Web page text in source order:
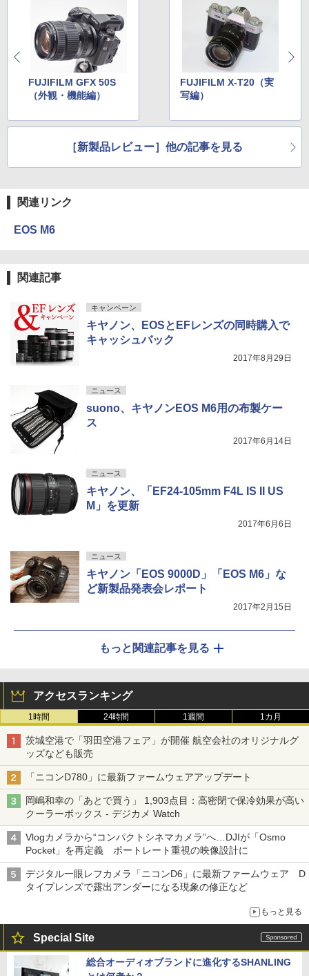
FUJIFILM GFX 50S
（外観・機能編）
FUJIFILM X-T20（実
写編）
［新製品レビュー］他の記事を見る
関連リンク
EOS M6
関連記事
キャンペーン
キヤノン、EOSとEFレンズの同時購入で
キャッシュバック
2017年8月29日
ニュース
suono、キヤノンEOS M6用の布製ケー
ス
2017年6月14日
ニュース
キヤノン、「EF24-105mm F4L IS II US
M」を更新
2017年6月6日
ニュース
キヤノン「EOS 9000D」「EOS M6」な
ど新製品発表会レポート
2017年2月15日
もっと関連記事を見る
アクセスランキング
1時間 24時間 1週間 1カ月
茨城空港で「羽田空港フェア」が開催 航空会社のオリジナルグ
ッズなども販売
「ニコンD780」に最新ファームウェアアップデート
岡嶋和幸の「あとで買う」 1,903点目：高密閉で保冷効果が高い
クーラーボックス - デジカメ Watch
Vlogカメラから“コンパクトシネマカメラ”へ…DJIが「Osmo
Pocket」を再定義 ポートレート重視の映像設計に
デジタル一眼レフカメラ「ニコンD6」に最新ファームウェア D
タイプレンズで露出アンダーになる現象の修正など
もっと見る
Special Site
総合オーディオブランドに進化するSHANLING